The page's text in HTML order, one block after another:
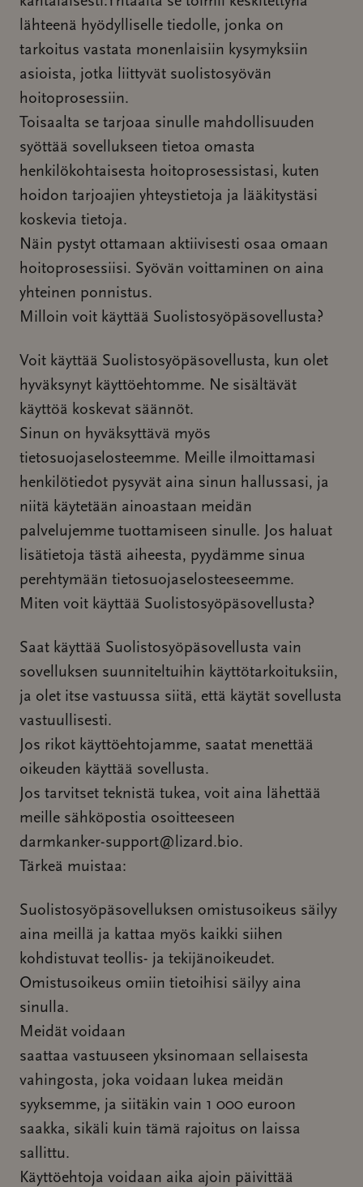
lähteenä hyödylliselle tiedolle, jonka on
tarkoitus vastata monenlaisiin kysymyksiin
asioista, jotka liittyvät suolistosyövän
hoitoprosessiin.
Toisaalta se tarjoaa sinulle mahdollisuuden
syöttää sovellukseen tietoa omasta
henkilökohtaisesta hoitoprosessistasi, kuten
hoidon tarjoajien yhteystietoja ja lääkitystäsi
koskevia tietoja.
Näin pystyt ottamaan aktiivisesti osaa omaan
hoitoprosessiisi. Syövän voittaminen on aina
yhteinen ponnistus.
Milloin voit käyttää Suolistosyöpäsovellusta?
Voit käyttää Suolistosyöpäsovellusta, kun olet
hyväksynyt käyttöehtomme. Ne sisältävät
käyttöä koskevat säännöt.
Sinun on hyväksyttävä myös
tietosuojaselosteemme. Meille ilmoittamasi
henkilötiedot pysyvät aina sinun hallussasi, ja
niitä käytetään ainoastaan meidän
palvelujemme tuottamiseen sinulle. Jos haluat
lisätietoja tästä aiheesta, pyydämme sinua
perehtymään tietosuojaselosteeseemme.
Miten voit käyttää Suolistosyöpäsovellusta?
Saat käyttää Suolistosyöpäsovellusta vain
sovelluksen suunniteltuihin käyttötarkoituksiin,
ja olet itse vastuussa siitä, että käytät sovellusta
vastuullisesti.
Jos rikot käyttöehtojamme, saatat menettää
oikeuden käyttää sovellusta.
Jos tarvitset teknistä tukea, voit aina lähettää
meille sähköpostia osoitteeseen
darmkanker-support@lizard.bio.
Tärkeä muistaa:
Suolistosyöpäsovelluksen omistusoikeus säilyy
aina meillä ja kattaa myös kaikki siihen
kohdistuvat teollis- ja tekijänoikeudet.
Omistusoikeus omiin tietoihisi säilyy aina
sinulla.
Meidät voidaan
saattaa vastuuseen yksinomaan sellaisesta
vahingosta, joka voidaan lukea meidän
syyksemme, ja siitäkin vain 1 000 euroon
saakka, sikäli kuin tämä rajoitus on laissa
sallittu.
Käyttöehtoja voidaan aika ajoin päivittää